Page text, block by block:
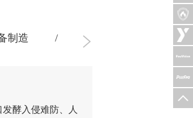
制造 汽车及配件生产
酵入侵难防、人